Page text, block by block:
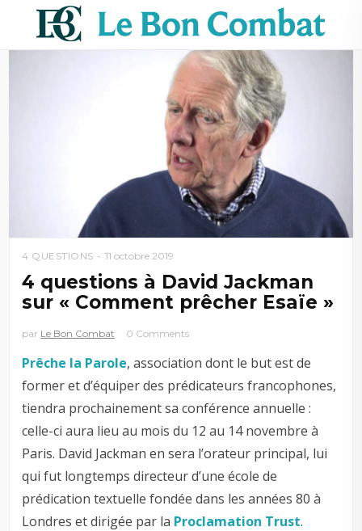
4 QUESTIONS 11 octobre 2019
4 questions à David Jackman
sur « Comment prêcher Esaïe »
par Le Bon Combat 0 Comments
Prêche la Parole, association dont le but est de
former et d’équiper des prédicateurs francophones,
tiendra prochainement sa conférence annuelle :
celle-ci aura lieu au mois du 12 au 14 novembre à
Paris. David Jackman en sera l’orateur principal, lui
qui fut longtemps directeur d’une école de
prédication textuelle fondée dans les années 80 à
Londres et dirigée par la Proclamation Trust.